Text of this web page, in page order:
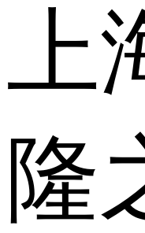
上
隆